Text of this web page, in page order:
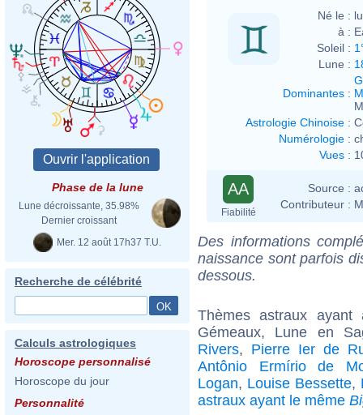
Phase de la lune
Lune décroissante, 35.98%
Dernier croissant
Mer. 12 août 17h37 T.U.
Recherche de célébrité
Calculs astrologiques
Horoscope personnalisé
Horoscope du jour
Personnalité
Né le :
à :
Soleil :
Lune :
Dominantes :
Astrologie Chinoise :
Numérologie :
Vues :
AA
Fiabilité
Source :
Contributeur :
Des informations
naissance sont parfois
dessous.
Thèmes astraux
Gémeaux, Lune en
Rivers, Pierre Ier de
Antônio Ermírio de
Logan, Louise Bessette,
astraux ayant le même